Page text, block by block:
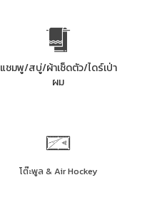
แชมพู/สบู่/ผ้าเช็ดตัว/ไดร์เป่า
ผม
โต๊ะพูล & Air Hockey